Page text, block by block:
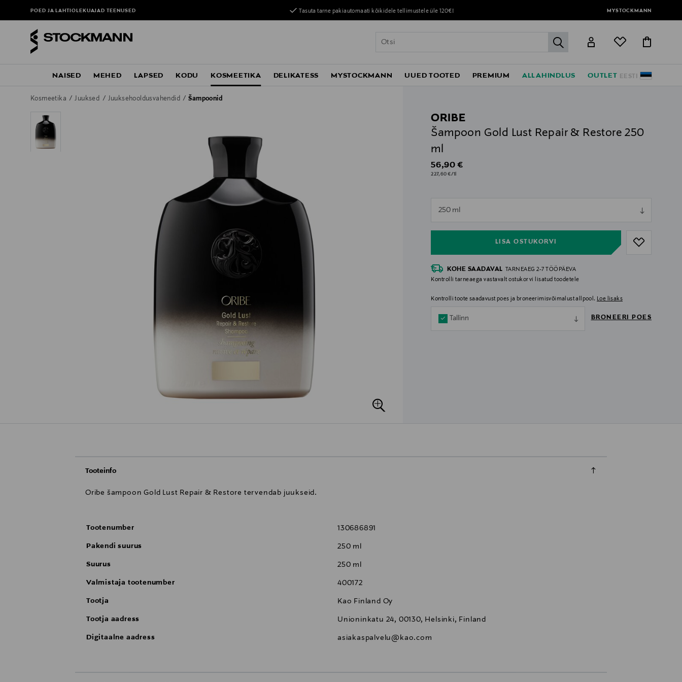
POED JA LAHTIOLEKUAJADTEENUSED Tasuta tarne pakiautomaati kõikidele tellimustele üle 120€! MYSTOCKMANN
label.header.go
EESTI
NAISED MEHED LAPSED KODU KOSMEETIKA DELIKATESS MYSTOCKMANN UUED TOOTED PREMIUM ALLAHINDLUS OUTLET
Kosmeetika Juuksed Juuksehooldusvahendid Šampoonid
ORIBE
Šampoon Gold Lust Repair & Restore 250
ml
Original Price
56,90 €
227,60 €/1l
250 ml
LISA OSTUKORVI
null
KOHE SAADAVAL TARNEAEG 2-7 TÖÖPÄEVA
Kontrolli tarneaega vastavalt ostukorvi lisatud toodetele
Kontrolli toote saadavust poes ja broneerimisvõimalust allpool. Loe lisaks
Tallinn BRONEERI POES
Tooteinfo
Oribe šampoon Gold Lust Repair & Restore tervendab juukseid.
Tootenumber 130686891
Pakendi suurus 250 ml
Suurus 250 ml
Valmistaja tootenumber 400172
Tootja Kao Finland Oy
Tootja aadress Unioninkatu 24, 00130, Helsinki, Finland
Digitaalne aadress asiakaspalvelu@kao.com